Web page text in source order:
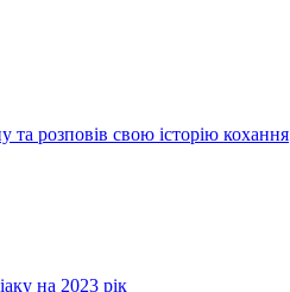
розповів свою історію кохання
на 2023 рік